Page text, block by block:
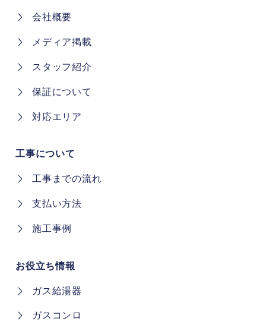
対応エリア
会社概要
メディア掲載
スタッフ紹介
保証について
お役立ち情報
ガスコンロ
ガス給湯器
工事までの流れ
施工事例
支払い方法
工事について